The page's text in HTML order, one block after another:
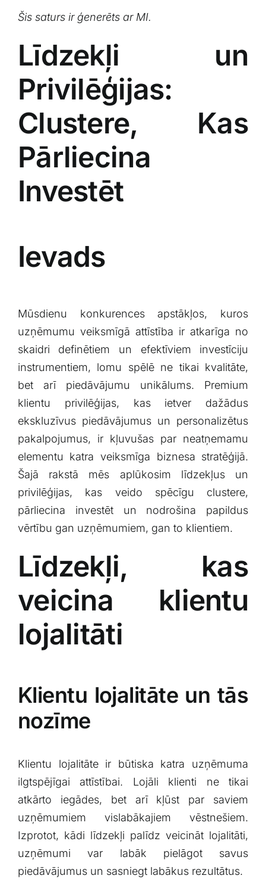
Šis saturs⁣ ir ģenerēts ar MI.
Līdzekļi un
Privilēģijas:
Clustere, Kas
Pārliecina
Investēt
Ievads
Mūsdienu ⁣konkurences⁢ apstākļos, kuros
uzņēmumu veiksmīgā‍ attīstība ir atkarīga no
skaidri ⁣definētiem un‍ efektīviem investīciju
instrumentiem, lomu spēlē ne tikai kvalitāte,
bet arī ‌piedāvājumu unikālums. Premium
klientu privilēģijas,‌ kas ietver dažādus
ekskluzīvus piedāvājumus ⁤un personalizētus
pakalpojumus, ir kļuvušas par neatņemamu
elementu​ katra veiksmīga ‌biznesa stratēģijā.
Šajā⁢ rakstā mēs aplūkosim līdzekļus un⁢
privilēģijas, kas veido⁣ spēcīgu clustere,
pārliecina investēt un nodrošina papildus‌
vērtību gan uzņēmumiem, gan to klientiem.
Līdzekļi, kas
veicina klientu
lojalitāti
Klientu lojalitāte un tās
nozīme
Klientu lojalitāte⁢ ir būtiska katra ⁢uzņēmuma
ilgtspējīgai attīstībai. Lojāli klienti‌ ne tikai
atkārto iegādes, ⁣bet arī kļūst par saviem​
uzņēmumiem⁤ vislabākajiem vēstnešiem.
Izprotot,⁢ kādi līdzekļi ​palīdz veicināt lojalitāti,
uzņēmumi⁣ var labāk‌ pielāgot savus⁤
piedāvājumus un‍ sasniegt labākus rezultātus.